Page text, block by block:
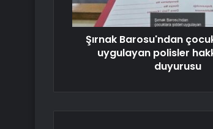
Şırnak Barosu'ndan
uygulayan polisler
duyurusu